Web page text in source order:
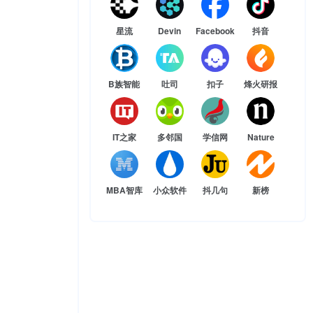
星流 Devin Facebook 抖音
B族智能 吐司 扣子 烽火研报
IT之家 多邻国 学信网 Nature
MBA智库 小众软件 抖几句 新榜